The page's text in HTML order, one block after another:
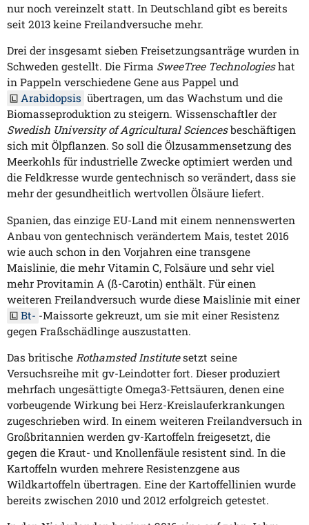
nur noch vereinzelt statt. In Deutschland gibt es bereits
seit 2013 keine Freilandversuche mehr.
Drei der insgesamt sieben Freisetzungsanträge wurden in
Schweden gestellt. Die Firma SweeTree Technologieshat
in Pappeln verschiedene Gene aus Pappel und
Arabidopsis übertragen, um das Wachstum und die
Biomasseproduktion zu steigern. Wissenschaftler der
Swedish University of Agricultural Sciencesbeschäftigen
sich mit Ölpflanzen. So soll die Ölzusammensetzung des
Meerkohls für industrielle Zwecke optimiert werden und
die Feldkresse wurde gentechnisch so verändert, dass sie
mehr der gesundheitlich wertvollen Ölsäure liefert.
Spanien, das einzige EU-Land mit einem nennenswerten
Anbau von gentechnisch verändertem Mais, testet 2016
wie auch schon in den Vorjahren eine transgene
Maislinie, die mehr Vitamin C, Folsäure und sehr viel
mehr Provitamin A (ß-Carotin) enthält. Für einen
weiteren Freilandversuch wurde diese Maislinie mit einer
Bt- -Maissorte gekreuzt, um sie mit einer Resistenz
gegen Fraßschädlinge auszustatten.
Das britische Rothamsted Institutesetzt seine
Versuchsreihe mit gv-Leindotter fort. Dieser produziert
mehrfach ungesättigte Omega3-Fettsäuren, denen eine
vorbeugende Wirkung bei Herz-Kreislauferkrankungen
zugeschrieben wird. In einem weiteren Freilandversuch in
Großbritannien werden gv-Kartoffeln freigesetzt, die
gegen die Kraut- und Knollenfäule resistent sind. In die
Kartoffeln wurden mehrere Resistenzgene aus
Wildkartoffeln übertragen. Eine der Kartoffellinien wurde
bereits zwischen 2010 und 2012 erfolgreich getestet.